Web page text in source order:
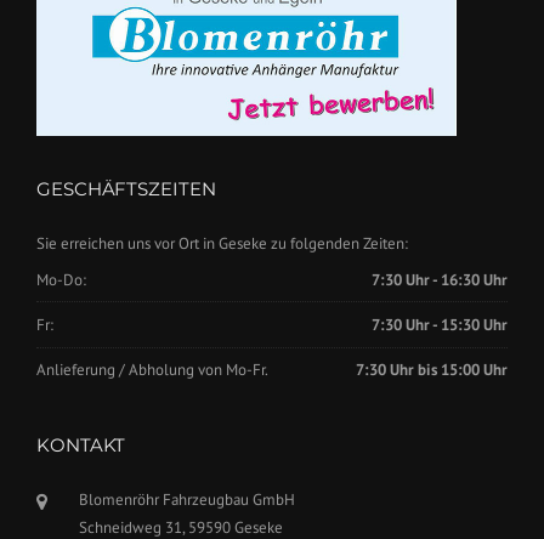
GESCHÄFTSZEITEN
Sie erreichen uns vor Ort in Geseke zu folgenden Zeiten:
Mo-Do:
7:30 Uhr - 16:30 Uhr
Fr: 7:30 Uhr - 15:30 Uhr
Anlieferung / Abholung von Mo-Fr. 7:30 Uhr bis 15:00 Uhr
KONTAKT
Blomenröhr Fahrzeugbau GmbH
Schneidweg 31, 59590 Geseke